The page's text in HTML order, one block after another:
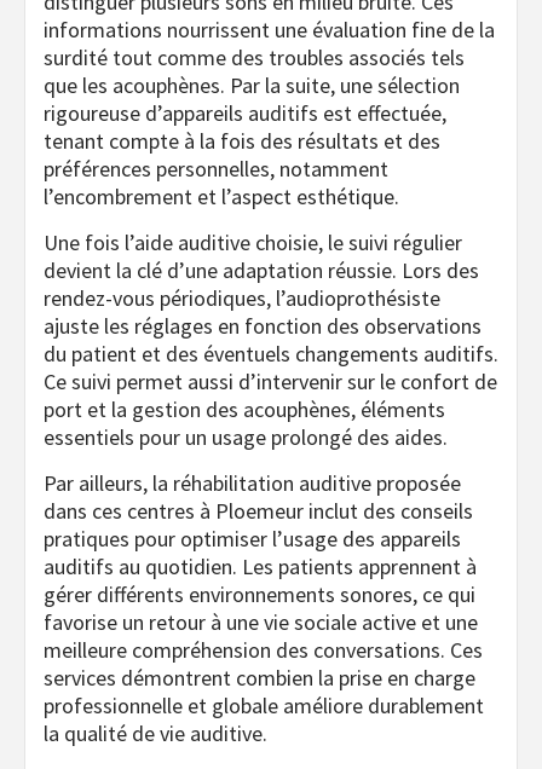
informations nourrissent une évaluation fine de la
surdité tout comme des troubles associés tels
que les acouphènes. Par la suite, une sélection
rigoureuse d’appareils auditifs est effectuée,
tenant compte à la fois des résultats et des
préférences personnelles, notamment
l’encombrement et l’aspect esthétique.
Une fois l’aide auditive choisie, le suivi régulier
devient la clé d’une adaptation réussie. Lors des
rendez-vous périodiques, l’audioprothésiste
ajuste les réglages en fonction des observations
du patient et des éventuels changements auditifs.
Ce suivi permet aussi d’intervenir sur le confort de
port et la gestion des acouphènes, éléments
essentiels pour un usage prolongé des aides.
Par ailleurs, la réhabilitation auditive proposée
dans ces centres à Ploemeur inclut des conseils
pratiques pour optimiser l’usage des appareils
auditifs au quotidien. Les patients apprennent à
gérer différents environnements sonores, ce qui
favorise un retour à une vie sociale active et une
meilleure compréhension des conversations. Ces
services démontrent combien la prise en charge
professionnelle et globale améliore durablement
la qualité de vie auditive.